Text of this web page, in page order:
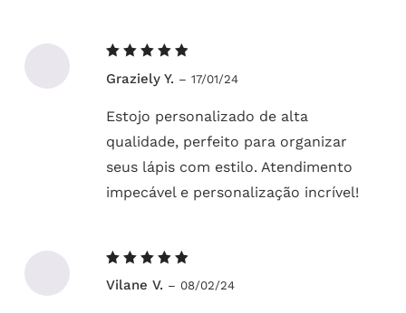
5de 5
Graziely Y. – 17/01/24
Estojo personalizado de alta
qualidade, perfeito para organizar
seus lápis com estilo. Atendimento
impecável e personalização incrível!
5de 5
Vilane V. – 08/02/24